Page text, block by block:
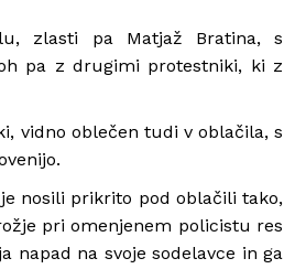
zlasti pa Matjaž Bratina, s
pa z drugimi protestniki, ki z
vidno oblečen tudi v oblačila, s
nosili prikrito pod oblačili tako,
pri omenjenem policistu res
napad na svoje sodelavce in ga